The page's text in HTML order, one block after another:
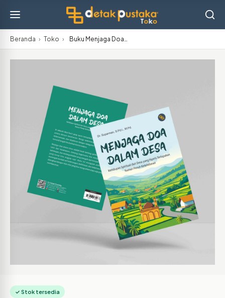
Beranda › Toko › Buku Menjaga Doa…
✓ Stok tersedia